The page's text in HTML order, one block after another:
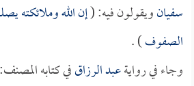
سفيانويقولون فيه: (إن الله وملائكته
الصفوف) .
وجاء في روايةعبد الرزاقفي كتابه